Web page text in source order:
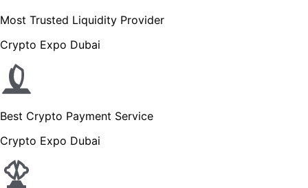
Most Trusted Liquidity Provider
Crypto Expo Dubai
Best Crypto Payment Service
Crypto Expo Dubai